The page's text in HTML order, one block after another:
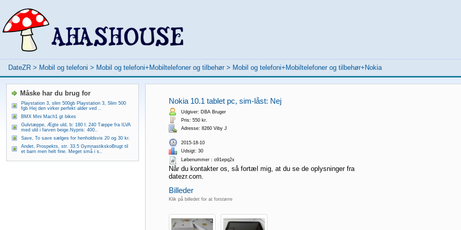
DateZR > Mobil og telefoni > Mobil og telefoni+Mobiltelefoner og tilbehør > Mobil og telefoni+Mobiltelefoner og tilbehør+Nokia
Nokia 10.1 tablet pc, sim-låst: Nej
Udgiver: DBA Bruger
Pris: 550 kr.
Adresse: 8260 Viby J
2015-18-10
Udsigt: 30
Løbenummer：o91epq2x
Når du kontakter os, så fortæl mig, at du se de oplysninger fra
datezr.com.
Billeder
Klik på billedet for at forstørre
Måske har du brug for
Playstation 3, slim 500gb Playstation 3, Slim 500
fgb Hej den virker perfekt alder ved ..
BMX Mini Mach1 gt bikes
Gulvtæppe, Ægte uld, b: 180 l: 240 Tæppe fra ILVA
med uld i farven beige.Nypris: 400..
Save, To save sælges for henholdsvis 20 og 30 kr.
Andet, Prospekts, str. 33.5 GymnastikskoBrugt til
et barn men helt fine. Meget små i s..